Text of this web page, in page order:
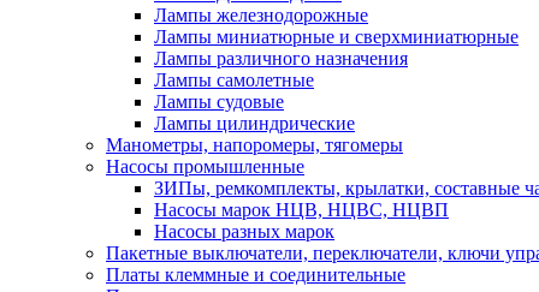
Лампы железнодорожные
Лампы миниатюрные и сверхминиатюрные
Лампы различного назначения
Лампы самолетные
Лампы судовые
Лампы цилиндрические
Манометры, напоромеры, тягомеры
Насосы промышленные
ЗИПы, ремкомплекты, крылатки, составные
Насосы марок НЦВ, НЦВС, НЦВП
Насосы разных марок
Пакетные выключатели, переключатели, ключи
Платы клеммные и соединительные